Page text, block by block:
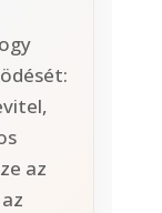
az